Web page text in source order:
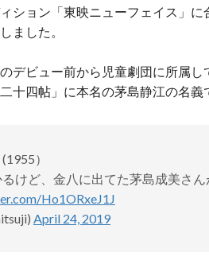
ション「東映ニューフェイス」
ました。
デビュー前から児童劇団に所属
十四帖」に本名の茅島静江の名義
）
けど、金八に出てた茅島成美さ
Ho1ORxeJ1J
April 24, 2019